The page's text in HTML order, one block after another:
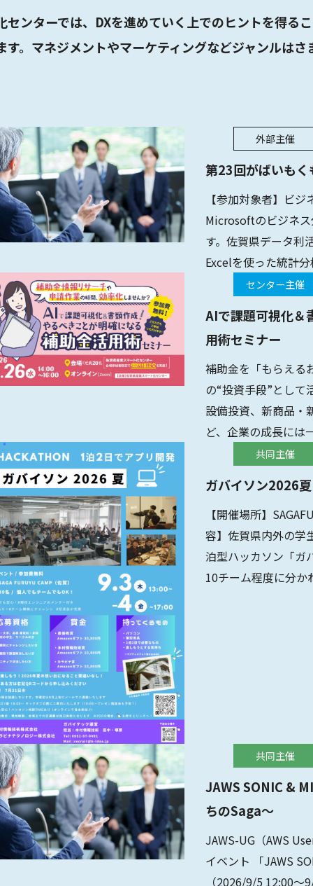
センターでは、DXを進めていく上でのヒントを得る
す。マネジメントやマーケティングなどジャンルはさ
外部主催
第23回がばいもく
【参加対象者】ビ
Microsoftのビジネ
す。佐賀県データ利
Excelを使った統計
Power BI(Pセンター主催
AIで課題可視化＆
用術セミナー
補助金を「もらえる
の“投資手段”として
設備投資、新商品・
ど、企業の成長には
金制度の中から自
共同主催
ガバイソン2026夏
【開催場所】
容】佐賀県内外の学
泊型ハッカソン「ガ
10チーム程度に分か
共同主催
JAWS SONIC &
ちのSaga〜
JAWS-UG（AWS
イベント 「JAWS
（2026/9/5 12:00